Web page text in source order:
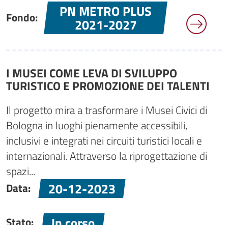
Fondo: PN METRO PLUS
2021-2027
I MUSEI COME LEVA DI SVILUPPO
TURISTICO E PROMOZIONE DEI TALENTI
Il progetto mira a trasformare i Musei Civici di
Bologna in luoghi pienamente accessibili,
inclusivi e integrati nei circuiti turistici locali e
internazionali. Attraverso la riprogettazione di
spazi...
Data:
20-12-2023